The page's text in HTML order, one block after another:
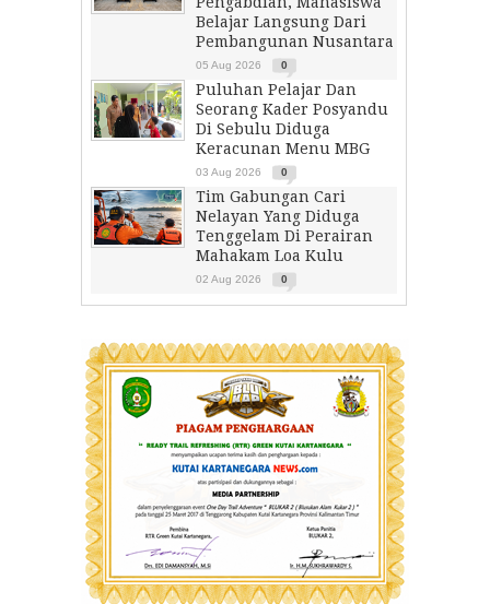
Belajar Langsung Dari
Pembangunan Nusantara
05 Aug 2026 0
Puluhan Pelajar Dan
Seorang Kader Posyandu
Di Sebulu Diduga
Keracunan Menu MBG
03 Aug 2026 0
Tim Gabungan Cari
Nelayan Yang Diduga
Tenggelam Di Perairan
Mahakam Loa Kulu
02 Aug 2026 0